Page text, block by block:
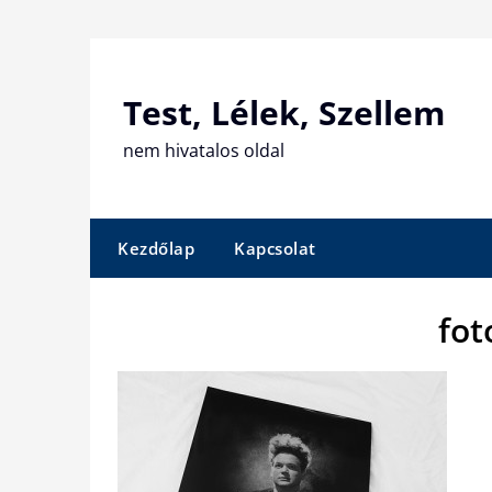
Test, Lélek, Szellem
nem hivatalos oldal
Kezdőlap Kapcsolat